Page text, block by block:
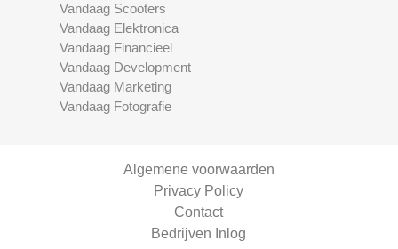
Vandaag Scooters
Vandaag Elektronica
Vandaag Financieel
Vandaag Development
Vandaag Marketing
Vandaag Fotografie
Algemene voorwaarden
Privacy Policy
Contact
Bedrijven Inlog